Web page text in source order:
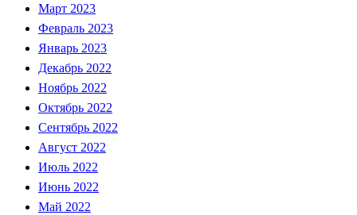
Март 2023
Февраль 2023
Январь 2023
Декабрь 2022
Ноябрь 2022
Октябрь 2022
Сентябрь 2022
Август 2022
Июль 2022
Июнь 2022
Май 2022